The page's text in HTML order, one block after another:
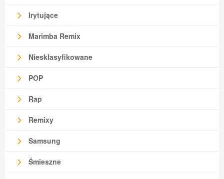
Irytujące
Marimba Remix
Niesklasyfikowane
POP
Rap
Remixy
Samsung
Śmieszne